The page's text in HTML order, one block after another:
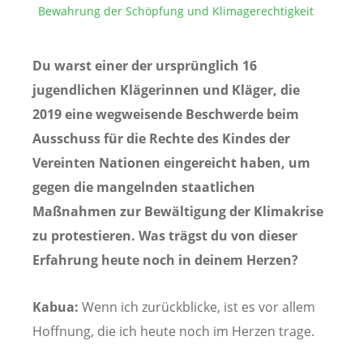
Bewahrung der Schöpfung und Klimagerechtigkeit
Du warst einer der ursprünglich 16
jugendlichen Klägerinnen und Kläger, die
2019 eine wegweisende Beschwerde beim
Ausschuss für die Rechte des Kindes der
Vereinten Nationen eingereicht haben, um
gegen die mangelnden staatlichen
Maßnahmen zur Bewältigung der Klimakrise
zu protestieren. Was trägst du von dieser
Erfahrung heute noch in deinem Herzen?
Kabua: Wenn ich zurückblicke, ist es vor allem
Hoffnung, die ich heute noch im Herzen trage.